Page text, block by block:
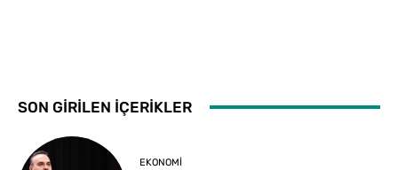
SON GİRİLEN İÇERİKLER
EKONOMI